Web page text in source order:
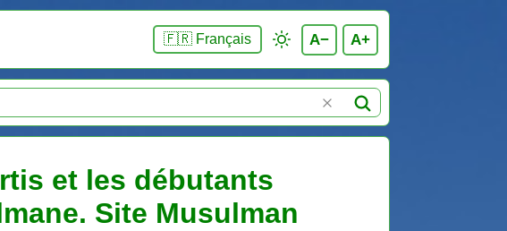
🇫🇷 Français A− A+
et les débutants
Site Musulman